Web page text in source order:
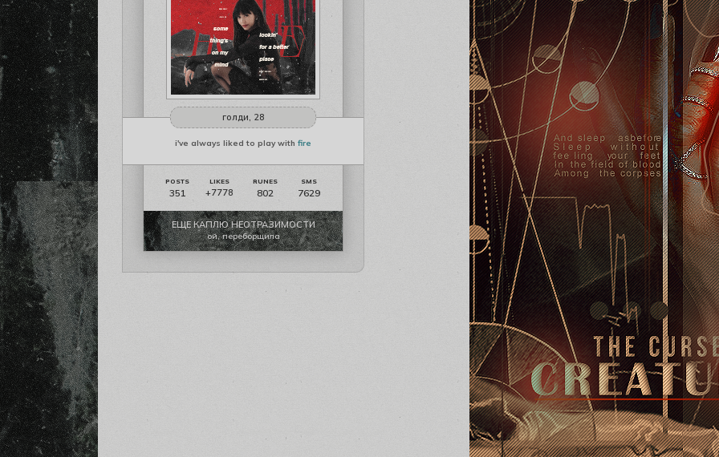
голди, 28
i've always liked to play with fire
351 +7778 802 7629
ЕЩЕ КАПЛЮ НЕОТРАЗИМОСТИ
ой, переборщила